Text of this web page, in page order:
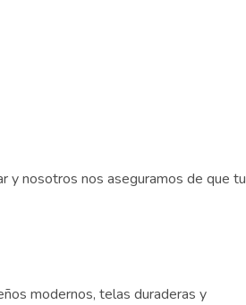
y nosotros nos aseguramos de que tu
modernos, telas duraderas y